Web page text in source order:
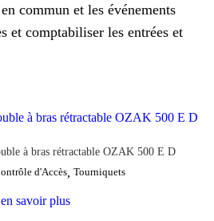
commun et les événements
et comptabiliser les entrées et
à bras rétractable OZAK 500 E D
d'Accès, Tourniquets
en savoir plus